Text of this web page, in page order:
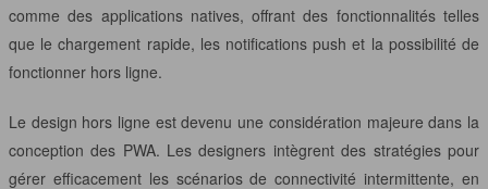
comme des applications natives, offrant des fonctionnalités telles
que le chargement rapide, les notifications push et la possibilité de
fonctionner hors ligne.
Le design hors ligne est devenu une considération majeure dans la
conception des PWA. Les designers intègrent des stratégies pour
gérer efficacement les scénarios de connectivité intermittente, en